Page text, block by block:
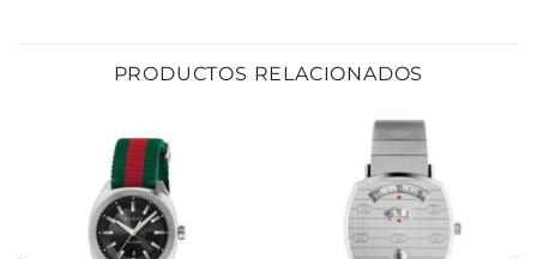
PRODUCTOS RELACIONADOS